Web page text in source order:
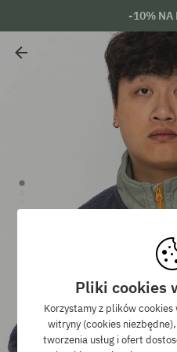
-10% NA
Pliki cookies
Korzystamy z plików
witryny (cookies
tworzenia usług i ofert